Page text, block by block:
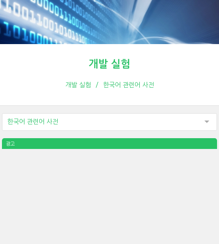
개발 실험
개발 실험 한국어 관련어 사전
한국어 관련어 사전
광고